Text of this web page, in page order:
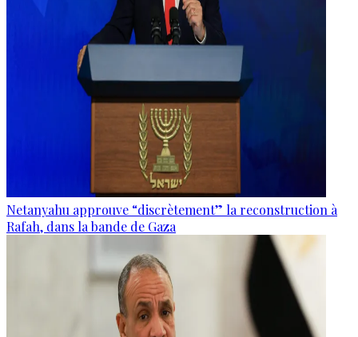
Netanyahu approuve “discrètement” la reconstruction à
Rafah, dans la bande de Gaza